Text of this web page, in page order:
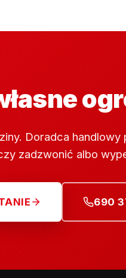
Doradca
zadzwonić albo
690